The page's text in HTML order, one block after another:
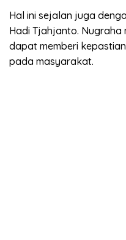
Hal ini sejalan juga
Hadi Tjahjanto. Nugraha
dapat memberi
pada masyarakat.